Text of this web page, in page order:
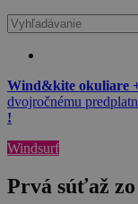
Wind&kite okuliare
dvojročnému
!
Windsurf
Prvá súťaž